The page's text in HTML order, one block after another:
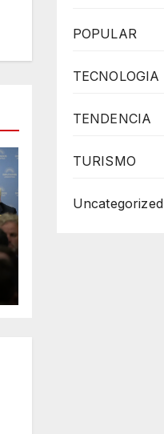
POPULAR
TECNOLOGIA
TENDENCIA
TURISMO
Uncategorized